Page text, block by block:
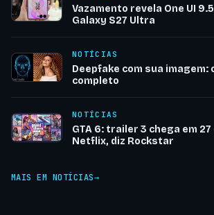
Vazamento revela One UI
Galaxy S27 Ultra
NOTÍCIAS
Deepfake com sua imagem:
completo
NOTÍCIAS
GTA 6: trailer 3 chega em
Netflix, diz Rockstar
MAIS EM NOTÍCIAS